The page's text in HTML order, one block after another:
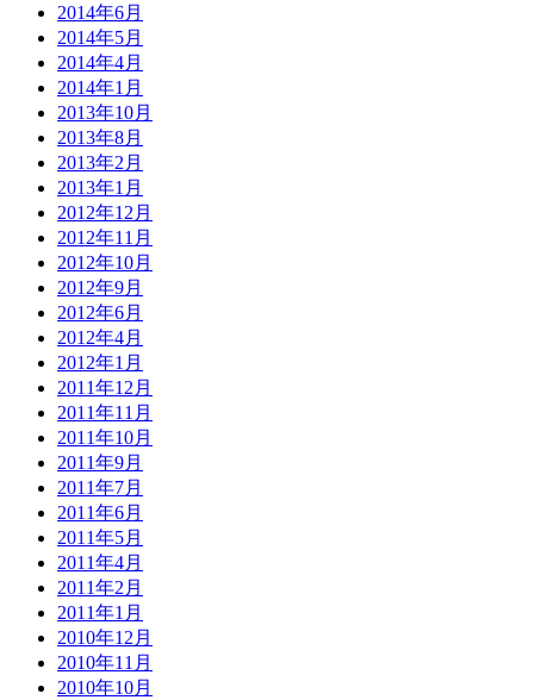
2014年6月
2014年5月
2014年4月
2014年1月
2013年10月
2013年8月
2013年2月
2013年1月
2012年12月
2012年11月
2012年10月
2012年9月
2012年6月
2012年4月
2012年1月
2011年12月
2011年11月
2011年10月
2011年9月
2011年7月
2011年6月
2011年5月
2011年4月
2011年2月
2011年1月
2010年12月
2010年11月
2010年10月